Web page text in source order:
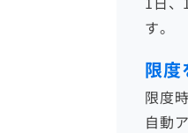
す。
限度
限度
自動